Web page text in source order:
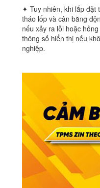
✦ Tuy nhiên, khi lắp đặt
tháo lốp và cân bằng
nếu xảy ra lỗi hoặc
thông số hiển thị nếu
nghiệp.